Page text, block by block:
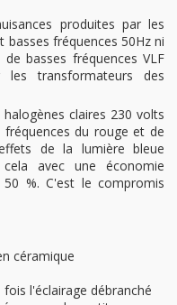
produites par les
fréquences 50Hz ni
basses fréquences VLF
les transformateurs des
claires 230 volts
du rouge et de
de la lumière bleue
avec une économie
%. C'est le compromis
céramique
l'éclairage débranché